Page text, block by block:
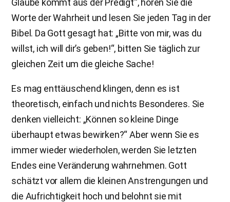
Glaube kommt aus der Predigt“, hören Sie die
Worte der Wahrheit und lesen Sie jeden Tag in der
Bibel. Da Gott gesagt hat: „Bitte von mir, was du
willst, ich will dir’s geben!“, bitten Sie täglich zur
gleichen Zeit um die gleiche Sache!
Es mag enttäuschend klingen, denn es ist
theoretisch, einfach und nichts Besonderes. Sie
denken vielleicht: „Können so kleine Dinge
überhaupt etwas bewirken?“ Aber wenn Sie es
immer wieder wiederholen, werden Sie letzten
Endes eine Veränderung wahrnehmen. Gott
schätzt vor allem die kleinen Anstrengungen und
die Aufrichtigkeit hoch und belohnt sie mit